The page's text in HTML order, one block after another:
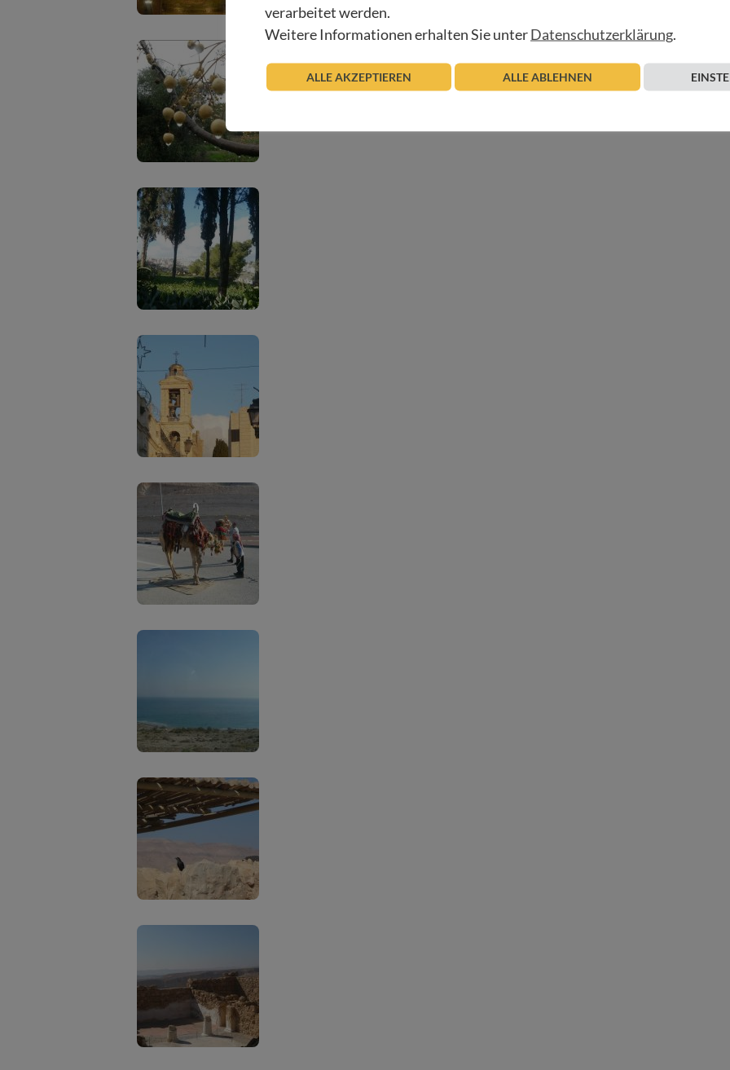
verarbeitet werden.
Weitere Informationen erhalten Sie unterDatenschutzerklärung.
ALLE AKZEPTIEREN ALLE ABLEHNEN